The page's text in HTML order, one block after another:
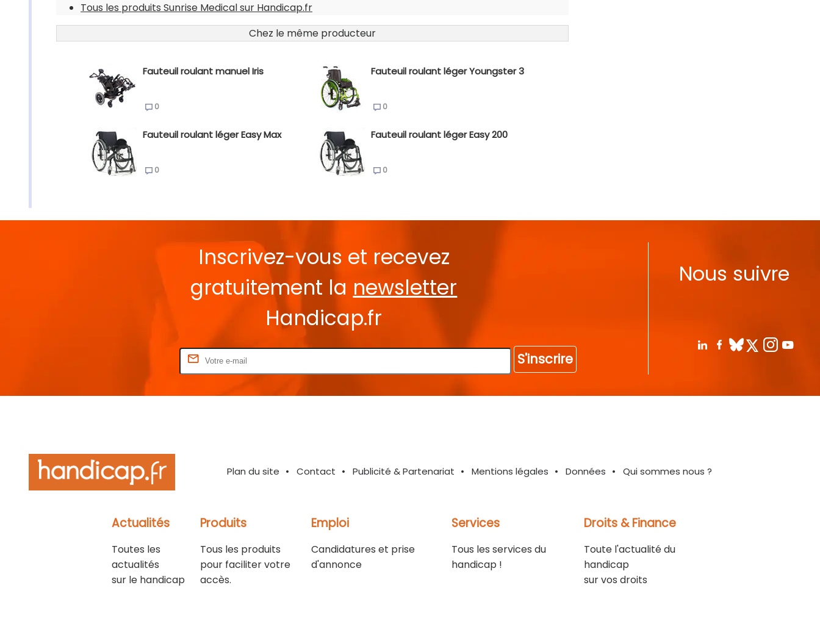
Tous les produits Sunrise Medical sur Handicap.fr
Chez le même producteur
Fauteuil roulant manuel Iris
0
Fauteuil roulant léger Youngster 3
0
Fauteuil roulant léger Easy Max
0
Fauteuil roulant léger Easy 200
0
Inscrivez-vous et recevez
gratuitement la newsletter
Handicap.fr
S'inscrire
Nous suivre
Plan du site Contact Publicité & Partenariat Mentions légales Données Qui sommes nous ?
Actualités
Toutes les
actualités
sur le handicap
Produits
Tous les produits
pour faciliter votre
accès.
Emploi
Candidatures et prise
d'annonce
Services
Tous les services du
handicap !
Droits & Finance
Toute l'actualité du
handicap
sur vos droits